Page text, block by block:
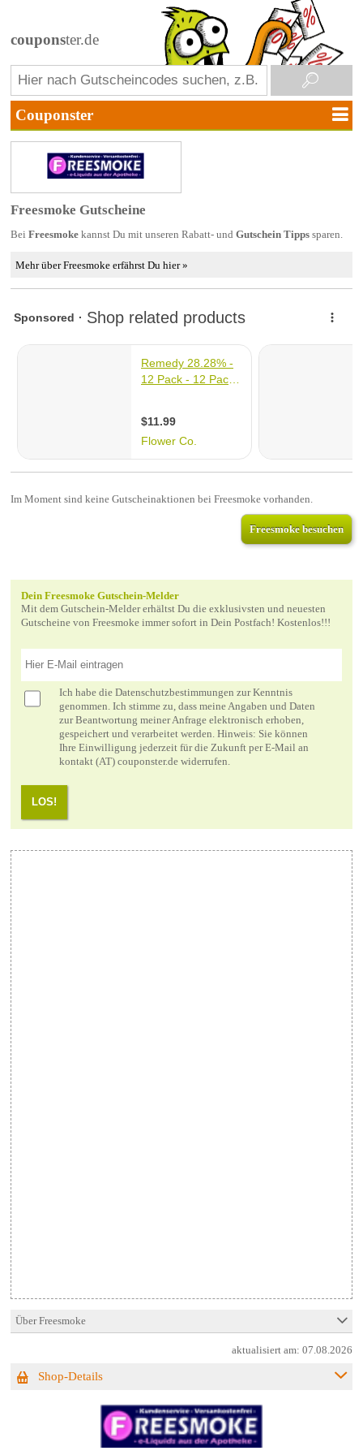
couponster.de
Freesmoke Gutscheine
Bei Freesmokekannst Du mit unseren Rabatt- und Gutschein Tippssparen.
Mehr über Freesmoke erfährst Du hier »
Im Moment sind keine Gutscheinaktionen bei Freesmoke vorhanden.
Freesmoke besuchen
Dein Freesmoke Gutschein-Melder
Mit dem Gutschein-Melder erhältst Du die exklusivsten und neuesten
Gutscheine von Freesmoke immer sofort in Dein Postfach! Kostenlos!!!
Ich habe die Datenschutzbestimmungen zur Kenntnis
genommen. Ich stimme zu, dass meine Angaben und Daten
zur Beantwortung meiner Anfrage elektronisch erhoben,
gespeichert und verarbeitet werden. Hinweis: Sie können
Ihre Einwilligung jederzeit für die Zukunft per E-Mail an
kontakt (AT) couponster.de widerrufen.
LOS!
Über Freesmoke
aktualisiert am:07.08.2026
Shop-Details